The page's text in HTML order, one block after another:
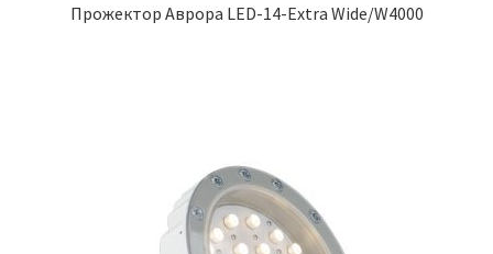
Прожектор Аврора LED-14-Extra Wide/W4000